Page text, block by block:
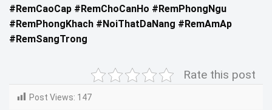
#RemCaoCap #RemChoCanHo #RemPhongNgu
#RemPhongKhach #NoiThatDaNang #RemAmAp
#RemSangTrong
Rate this post
Post Views: 147